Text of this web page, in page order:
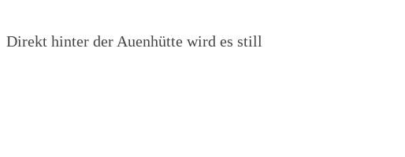
Direkt hinter der Auenhütte wird es still